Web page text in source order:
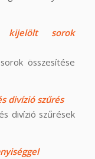
kijelölt sorok
összesítése
divízió szűrés
divízió szűrések